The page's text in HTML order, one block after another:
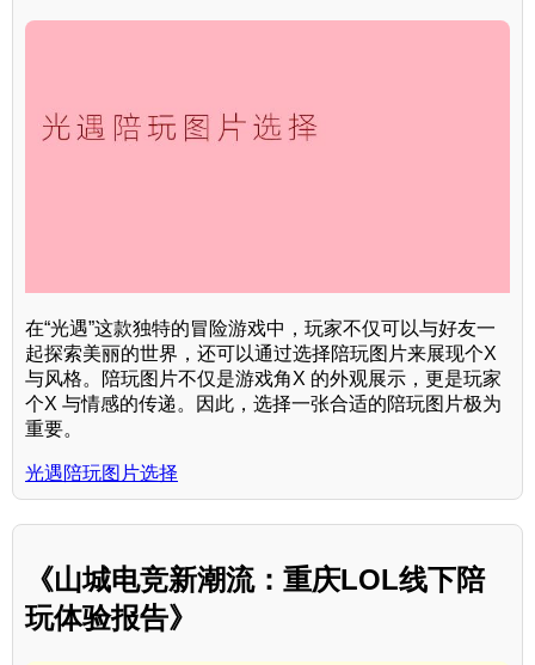
在“光遇”这款独特的冒险游戏中，玩家不仅可以与好友一
起探索美丽的世界，还可以通过选择陪玩图片来展现个X
与风格。陪玩图片不仅是游戏角X 的外观展示，更是玩家
个X 与情感的传递。因此，选择一张合适的陪玩图片极为
重要。
光遇陪玩图片选择
《山城电竞新潮流：重庆LOL线下陪
玩体验报告》